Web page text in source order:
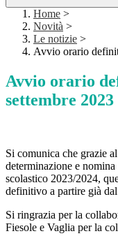
Home >
Novità >
Le notizie >
Avvio orario
Avvio orario
settembre 2023
Si comunica che grazie
determinazione e
scolastico 2023/2024,
definitivo a partire già dal
Si ringrazia per la
Fiesole e Vaglia per la